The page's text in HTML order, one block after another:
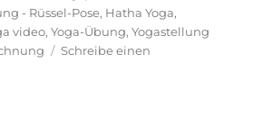
- Rüssel-Pose, Hatha Yoga,
video,Yoga-Übung,Yogastellung
Schreibe einen